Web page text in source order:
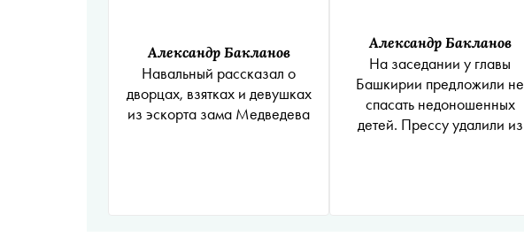
Александр Бакланов
Навальный рассказал о
дворцах, взятках и девушках
из эскорта зама Медведева
Александр Бакланов
На заседании у главы
Башкирии предложили не
спасать недоношенных
детей. Прессу удалили из